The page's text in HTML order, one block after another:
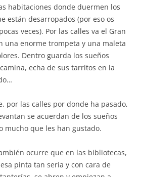
habitaciones donde duermen los
están desarropados (por eso os
veces). Por las calles va el Gran
una enorme trompeta y una maleta
Dentro guarda los sueños
echa de sus tarritos en la
por las calles por donde ha pasado,
se acuerdan de los sueños
mucho que les han gustado.
ocurre que en las bibliotecas,
pinta tan seria y con cara de